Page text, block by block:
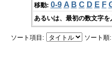
移動: 0-9 A B C D E F
あるいは、最初の数文字
ソート項目: ソート順: